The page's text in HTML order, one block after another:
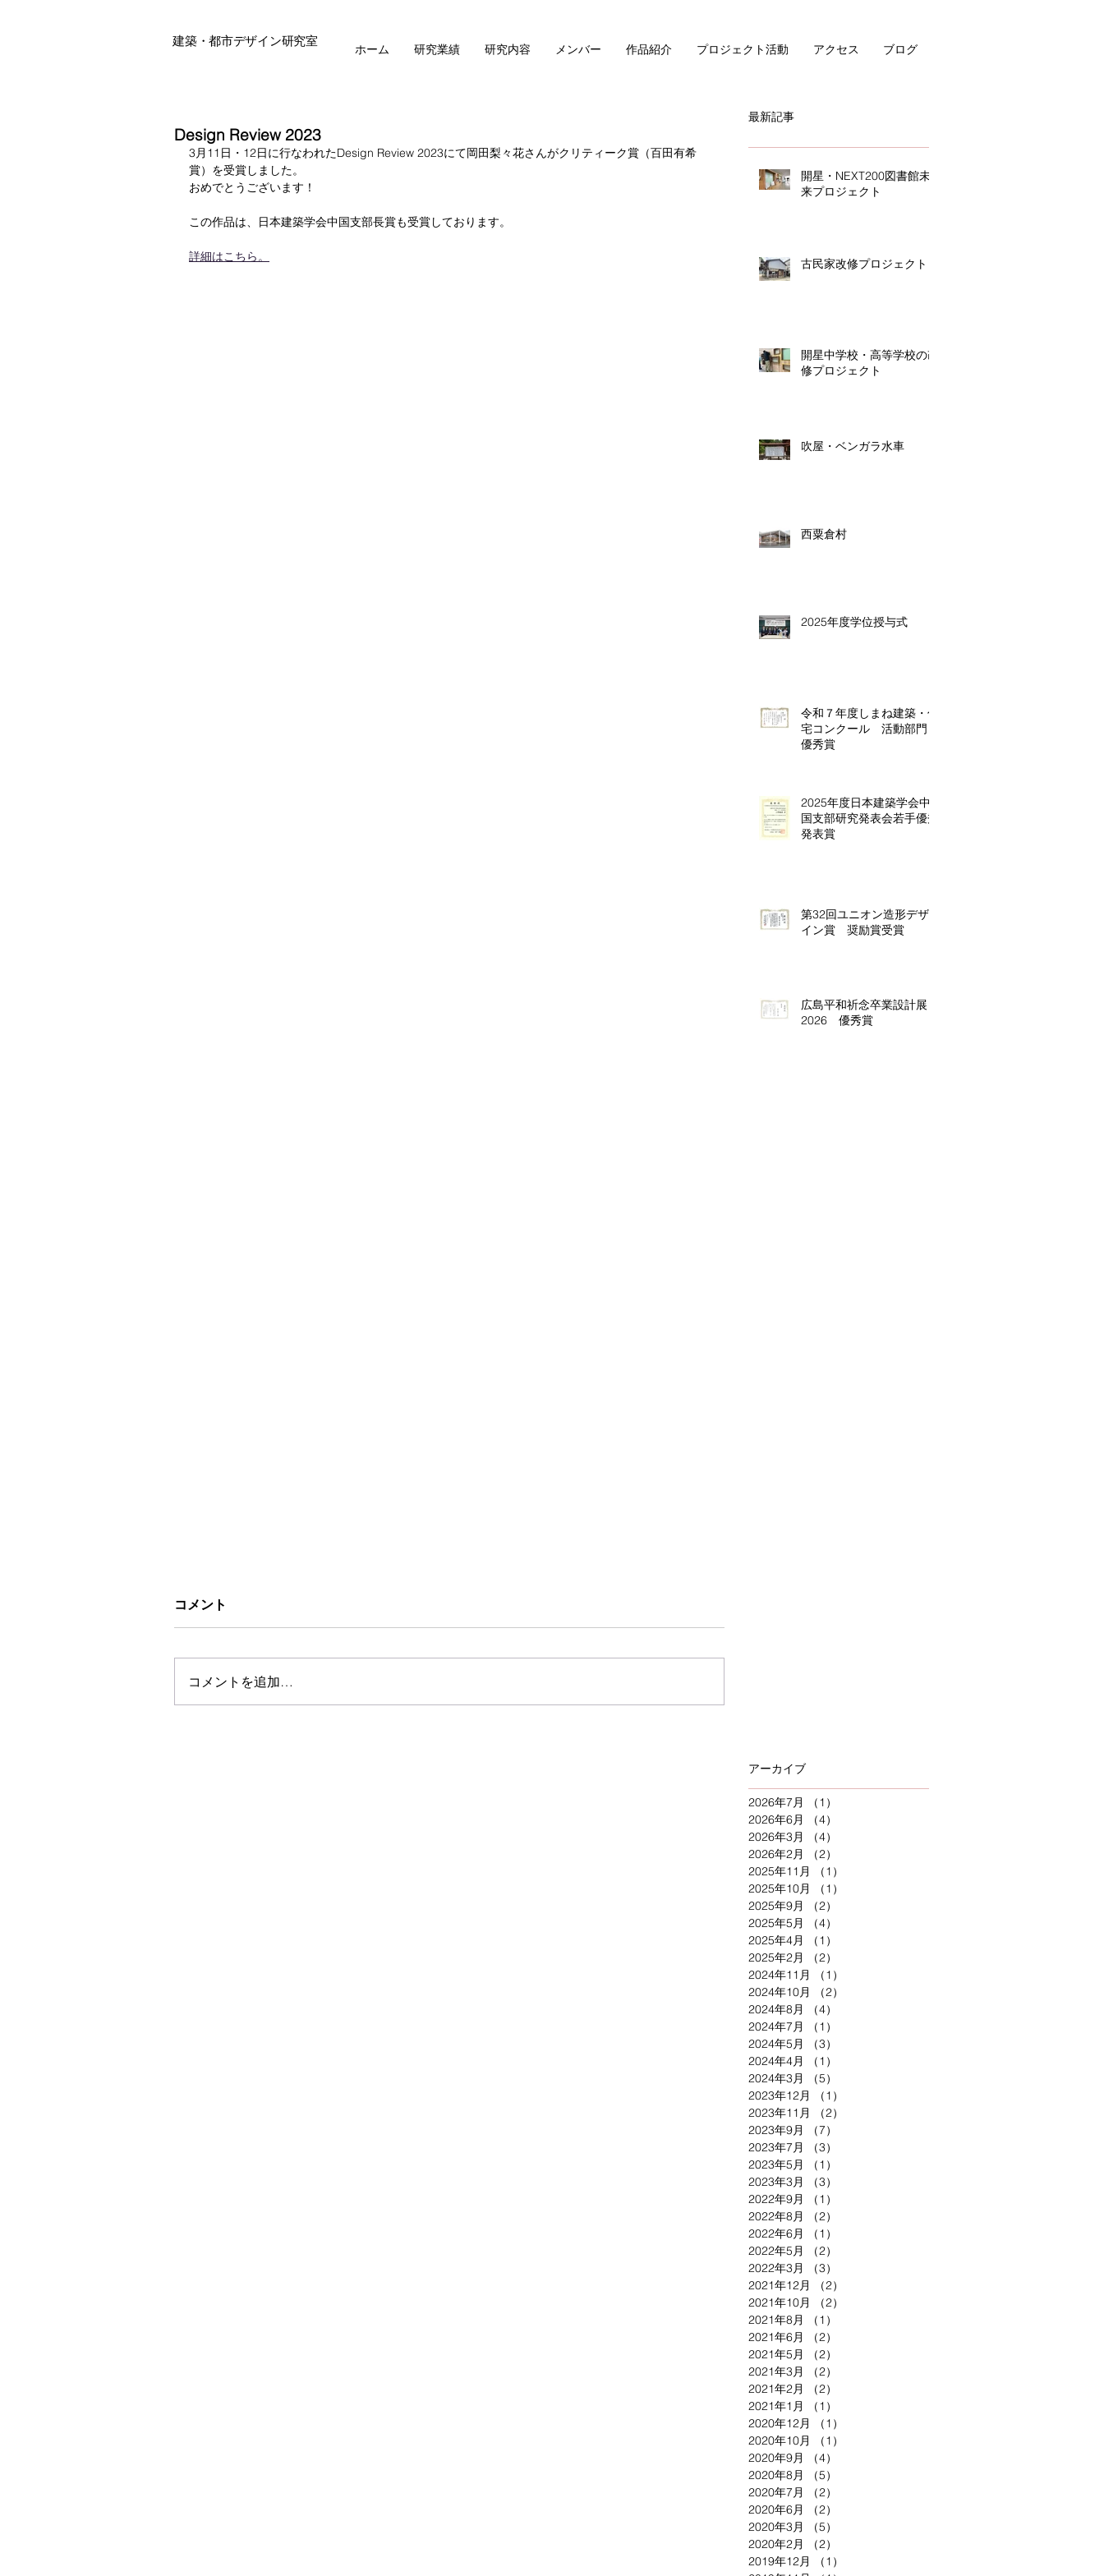
建築・都市デザイン研究室
ホーム 研究業績 研究内容 メンバー 作品紹介 プロジェクト活動 アクセス ブログ
Design Review 2023
3月11日・12日に行なわれたDesign Review 2023にて岡田梨々花さんがクリティーク賞（百田有希
賞）を受賞しました。
おめでとうございます！
この作品は、日本建築学会中国支部長賞も受賞しております。
詳細はこちら。
コメント
コメントを追加…
最新記事
開星・NEXT200図書館未
来プロジェクト
古民家改修プロジェクト
開星中学校・高等学校の改
修プロジェクト
吹屋・ベンガラ水車
西粟倉村
2025年度学位授与式
令和７年度しまね建築・住
宅コンクール 活動部門
優秀賞
2025年度日本建築学会中
国支部研究発表会若手優秀
発表賞
第32回ユニオン造形デザ
イン賞 奨励賞受賞
広島平和祈念卒業設計展
2026 優秀賞
アーカイブ
2026年7月 （1）
2026年6月
（4）
2026年3月
（4）
2026年2月
（2）
2025年11月
（1）
2025年10月
（1）
2025年9月
（2）
2025年5月
（4）
2025年4月
（1）
2025年2月
（2）
2024年11月
（1）
2024年10月
（2）
2024年8月
（4）
2024年7月
（1）
2024年5月
（3）
2024年4月
（1）
2024年3月
（5）
2023年12月
（1）
2023年11月
（2）
2023年9月
（7）
2023年7月
（3）
2023年5月
（1）
2023年3月
（3）
2022年9月
（1）
2022年8月
（2）
2022年6月
（1）
2022年5月
（2）
2022年3月
（3）
2021年12月
（2）
2021年10月
（2）
2021年8月
（1）
2021年6月
（2）
2021年5月
（2）
2021年3月
（2）
2021年2月
（2）
2021年1月
（1）
2020年12月
（1）
2020年10月
（1）
2020年9月
（4）
2020年8月
（5）
2020年7月
（2）
2020年6月
（2）
2020年3月
（5）
2020年2月
（2）
2019年12月
（1）